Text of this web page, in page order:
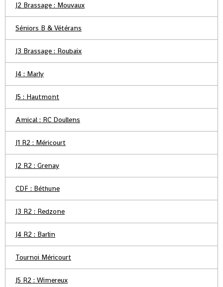
J2 Brassage : Mouvaux
Séniors B & Vétérans
J3 Brassage : Roubaix
J4 : Marly
J5 : Hautmont
Amical : RC Doullens
J1 R2 : Méricourt
J2 R2 : Grenay
CDF : Béthune
J3 R2 : Redzone
J4 R2 : Barlin
Tournoi Méricourt
J5 R2 : Wimereux